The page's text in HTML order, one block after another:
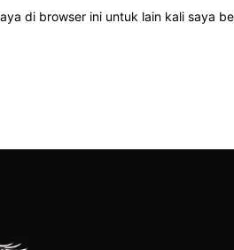
di browser ini untuk lain kali saya